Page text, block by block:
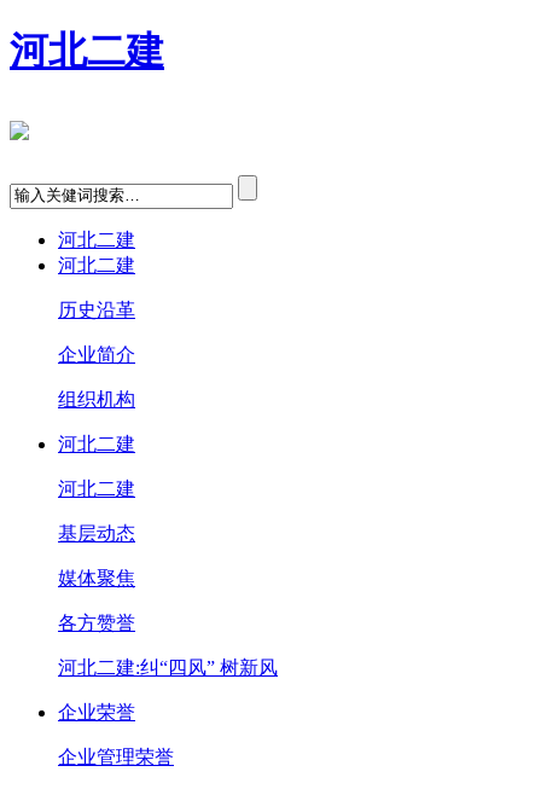
河北二建
河北二建
河北二建
历史沿革
企业简介
组织机构
河北二建
河北二建
基层动态
媒体聚焦
各方赞誉
河北二建:纠“四风” 树新风
企业荣誉
企业管理荣誉